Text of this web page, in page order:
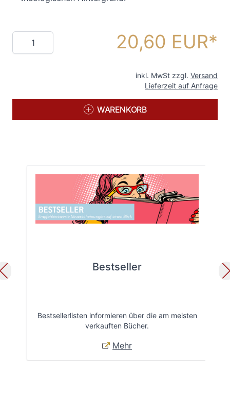
Menge 20,60 EUR
inkl. MwSt zzgl. Versand
Lieferzeit auf Anfrage
WARENKORB
Bestseller
Bestsellerlisten informieren über die am meisten
verkauften Bücher.
Mehr